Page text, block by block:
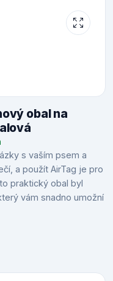
obal na
s vaším psem a
a použít AirTag je pro
praktický obal byl
vám snadno umožní